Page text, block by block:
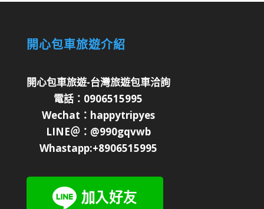
開心包車旅遊介紹
開心包車旅遊-台灣旅遊包車洽詢
電話：0906515995
Wechat：happytripyes
LINE＠：@990gqvwb
Whastapp:+8906515995